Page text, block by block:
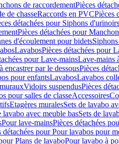
de raccordementPièces
de chasseRaccords en PVCPièces
détachées pour Siphons d'urinoirs
Pièces détachées pour
d'écoulement pour bidets
LavabosPièces détachées pour
pour Lave-mainsLave-mains
encastrer par le dessousPièces
pour enfantsLavabosLavabos
Vidoirs suspendusPièces
pour salles de classeAccessoires
Etagères muralesSets de lavabo
lavabo avec meuble basSets de
Pour lave-mainsPièces détachées
détachées pour Pour lavabos pour
Plans de lavaboPour lavabo à